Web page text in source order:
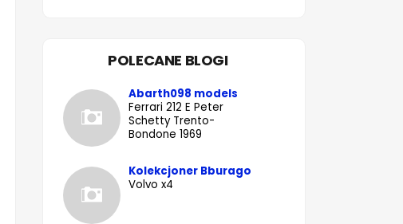
POLECANE BLOGI
Abarth098 models
Ferrari 212 E Peter
Schetty Trento-
Bondone 1969
Kolekcjoner Bburago
Volvo x4